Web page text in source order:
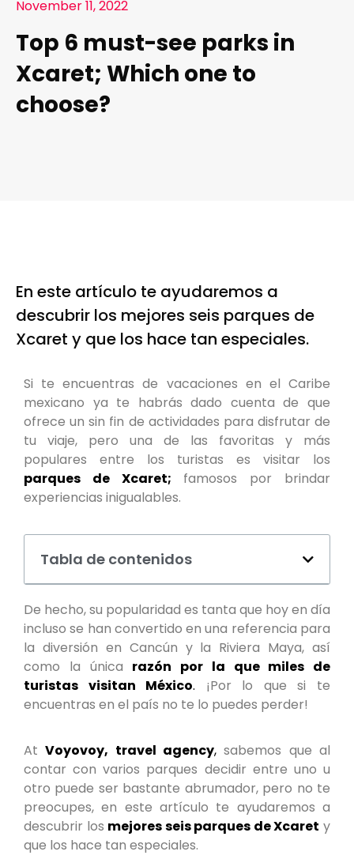
November 11, 2022
Top 6 must-see parks in
Xcaret; Which one to
choose?
En este artículo te ayudaremos a
descubrir los mejores seis parques de
Xcaret y que los hace tan especiales.
Si te encuentras de vacaciones en el Caribe
mexicano ya te habrás dado cuenta de que
ofrece un sin fin de actividades para disfrutar de
tu viaje, pero una de las favoritas y más
populares entre los turistas es visitar los
parques de Xcaret; famosos por brindar
experiencias inigualables.
Tabla de contenidos
De hecho, su popularidad es tanta que hoy en día
incluso se han convertido en una referencia para
la diversión en Cancún y la Riviera Maya, así
como la única razón por la que miles de
turistas visitan México. ¡Por lo que si te
encuentras en el país no te lo puedes perder!
AtVoyovoy, travel agency, sabemos que al
contar con varios parques decidir entre uno u
otro puede ser bastante abrumador, pero no te
preocupes, en este artículo te ayudaremos a
descubrir los mejores seis parques de Xcaret y
que los hace tan especiales.